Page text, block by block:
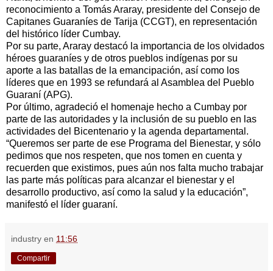
reconocimiento a Tomás Araray, presidente del Consejo de
Capitanes Guaraníes de Tarija (CCGT), en representación
del histórico líder Cumbay.
Por su parte, Araray destacó la importancia de los olvidados
héroes guaraníes y de otros pueblos indígenas por su
aporte a las batallas de la emancipación, así como los
líderes que en 1993 se refundará al Asamblea del Pueblo
Guaraní (APG).
Por último, agradeció el homenaje hecho a Cumbay por
parte de las autoridades y la inclusión de su pueblo en las
actividades del Bicentenario y la agenda departamental.
“Queremos ser parte de ese Programa del Bienestar, y sólo
pedimos que nos respeten, que nos tomen en cuenta y
recuerden que existimos, pues aún nos falta mucho trabajar
las parte más políticas para alcanzar el bienestar y el
desarrollo productivo, así como la salud y la educación”,
manifestó el líder guaraní.
industry en 11:56
Compartir